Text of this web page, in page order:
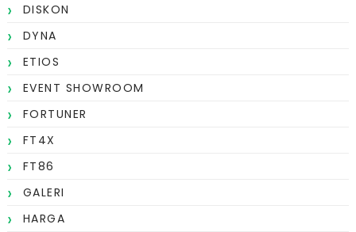
DISKON
DYNA
ETIOS
EVENT SHOWROOM
FORTUNER
FT4X
FT86
GALERI
HARGA